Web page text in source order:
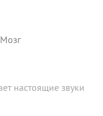
Мозг
настоящие звуки